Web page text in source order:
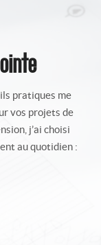
pratiques me
vos projets de
j’ai choisi
au quotidien :